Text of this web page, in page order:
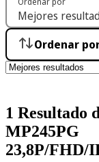
1 Resultado
MP245PG
23,8P/FHD/
Ordenar